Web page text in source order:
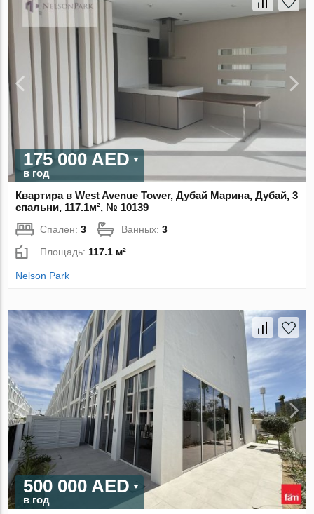
175 000 AED
в год
Квартира в West Avenue Tower, Дубай Марина, Дубай, 3
спальни, 117.1м², № 10139
Спален:3 Ванных:3
Площадь: 117.1 м²
Nelson Park
500 000 AED
в год